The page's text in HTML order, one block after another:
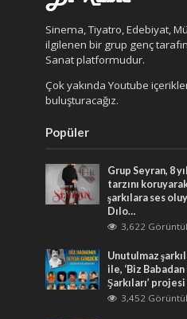
Sinema, Tiyatro, Edebiyat,
ilgilenen bir grup genç
Sanat platformudur.
Çok yakında Youtube
buluşturacağız.
Popüler
Grup Seyran, 8
tarzını
şarkılara ses
Dılo…
3,622
Unutulmaz
ile, ‘Biz
Şarkıları’
3,452